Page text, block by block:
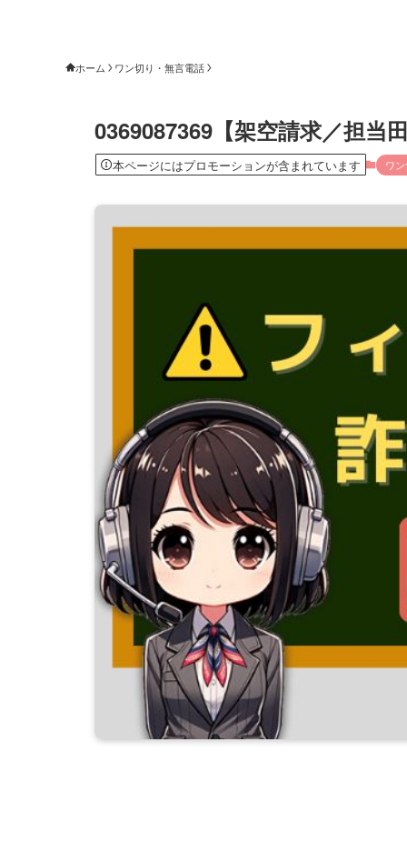
ホーム ワン切り・無言電話
0369087369【架空請求／担当
本ページにはプロモーションが含まれています ワ